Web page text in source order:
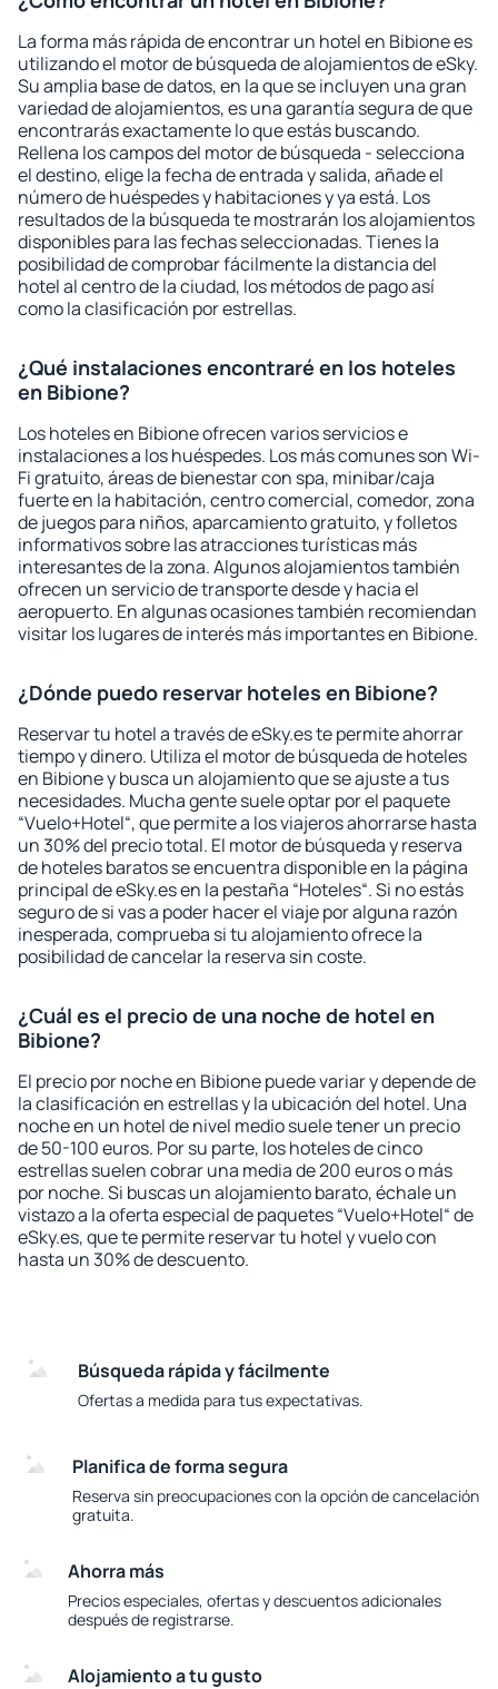
La forma más rápida de encontrar un hotel en Bibione es
utilizando el motor de búsqueda de alojamientos de eSky.
Su amplia base de datos, en la que se incluyen una gran
variedad de alojamientos, es una garantía segura de que
encontrarás exactamente lo que estás buscando.
Rellena los campos del motor de búsqueda - selecciona
el destino, elige la fecha de entrada y salida, añade el
número de huéspedes y habitaciones y ya está. Los
resultados de la búsqueda te mostrarán los alojamientos
disponibles para las fechas seleccionadas. Tienes la
posibilidad de comprobar fácilmente la distancia del
hotel al centro de la ciudad, los métodos de pago así
como la clasificación por estrellas.
¿Qué instalaciones encontraré en los hoteles
en Bibione?
Los hoteles en Bibione ofrecen varios servicios e
instalaciones a los huéspedes. Los más comunes son Wi-
Fi gratuito, áreas de bienestar con spa, minibar/caja
fuerte en la habitación, centro comercial, comedor, zona
de juegos para niños, aparcamiento gratuito, y folletos
informativos sobre las atracciones turísticas más
interesantes de la zona. Algunos alojamientos también
ofrecen un servicio de transporte desde y hacia el
aeropuerto. En algunas ocasiones también recomiendan
visitar los lugares de interés más importantes en Bibione.
¿Dónde puedo reservar hoteles en Bibione?
Reservar tu hotel a través de eSky.es te permite ahorrar
tiempo y dinero. Utiliza el motor de búsqueda de hoteles
en Bibione y busca un alojamiento que se ajuste a tus
necesidades. Mucha gente suele optar por el paquete
“Vuelo+Hotel“, que permite a los viajeros ahorrarse hasta
un 30% del precio total. El motor de búsqueda y reserva
de hoteles baratos se encuentra disponible en la página
principal de eSky.es en la pestaña “Hoteles“. Si no estás
seguro de si vas a poder hacer el viaje por alguna razón
inesperada, comprueba si tu alojamiento ofrece la
posibilidad de cancelar la reserva sin coste.
¿Cuál es el precio de una noche de hotel en
Bibione?
El precio por noche en Bibione puede variar y depende de
la clasificación en estrellas y la ubicación del hotel. Una
noche en un hotel de nivel medio suele tener un precio
de 50-100 euros. Por su parte, los hoteles de cinco
estrellas suelen cobrar una media de 200 euros o más
por noche. Si buscas un alojamiento barato, échale un
vistazo a la oferta especial de paquetes “Vuelo+Hotel“ de
eSky.es, que te permite reservar tu hotel y vuelo con
hasta un 30% de descuento.
Búsqueda rápida y fácilmente
Ofertas a medida para tus expectativas.
Planifica de forma segura
Reserva sin preocupaciones con la opción de cancelación
gratuita.
Ahorra más
Precios especiales, ofertas y descuentos adicionales
después de registrarse.
Alojamiento a tu gusto